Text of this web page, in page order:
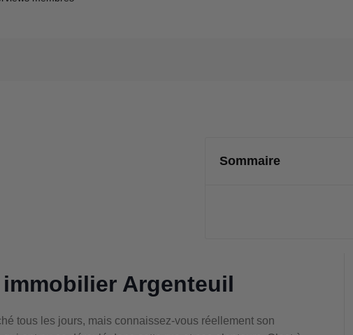
Sommaire
Argenteuil
tous les jours, mais connaissez-vous réellement son